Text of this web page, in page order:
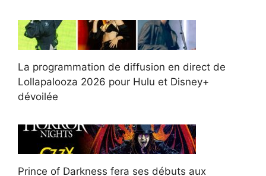
La programmation de diffusion en direct de
Lollapalooza 2026 pour Hulu et Disney+
dévoilée
Prince of Darkness fera ses débuts aux